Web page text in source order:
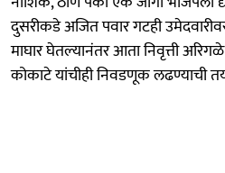
दुसरीकडे अजित पवार गटही
माघार घेतल्यानंतर आता निवृत्ती
कोकाटे यांचीही निवडणूक लढण्याची